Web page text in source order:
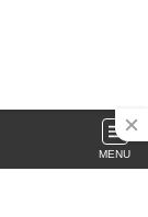
MENU